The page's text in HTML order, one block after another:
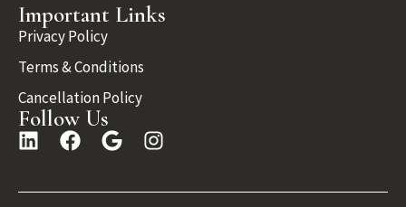
Important Links
Privacy Policy
Terms & Conditions
Cancellation Policy
Follow Us